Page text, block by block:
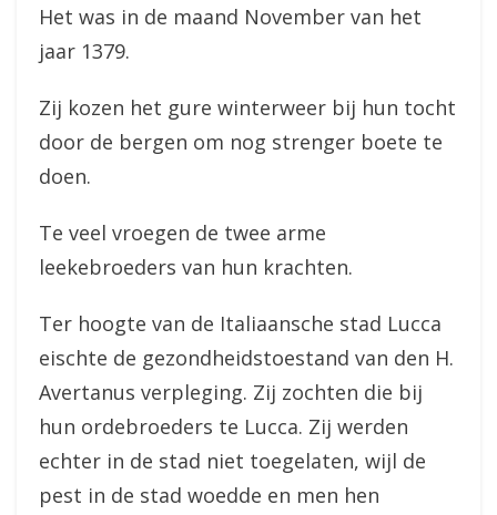
Het was in de maand November van het
jaar 1379.
Zij kozen het gure winterweer bij hun tocht
door de bergen om nog strenger boete te
doen.
Te veel vroegen de twee arme
leekebroeders van hun krachten.
Ter hoogte van de Italiaansche stad Lucca
eischte de gezondheidstoestand van den H.
Avertanus verpleging. Zij zochten die bij
hun ordebroeders te Lucca. Zij werden
echter in de stad niet toegelaten, wijl de
pest in de stad woedde en men hen